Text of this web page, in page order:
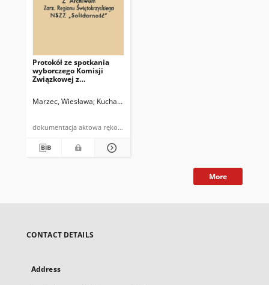
Protokół ze spotkania
wyborczego Komisji
Związkowej z
Marzec, Wiesława Kucharski, Leszek
dokumentacja aktowa rękopis
More
CONTACT DETAILS
Address